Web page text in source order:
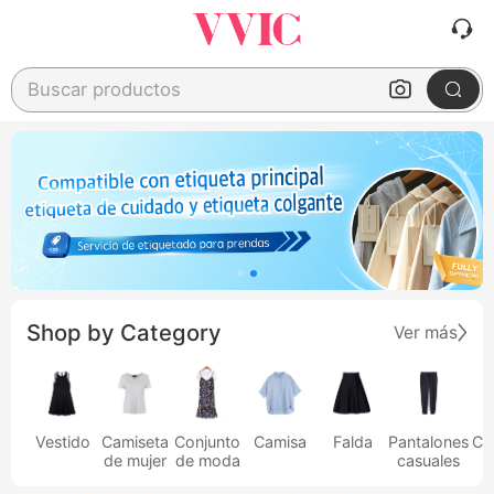
Buscar productos
Shop by Category Ver más
Vestido
Camiseta
de mujer
Conjunto
de moda
Camisa Falda
Pantalones
casuales